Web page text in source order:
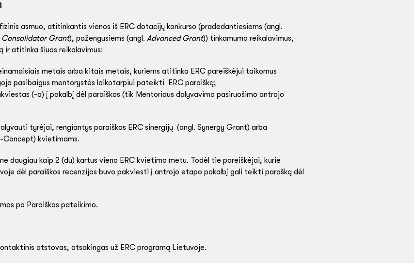
asmuo, atitinkantis vienos iš ERC dotacijų konkurso (pradedantiesiems (angl.
Consolidator Grant), pažengusiems (angl. Advanced Grant)) tinkamumo reikalavimus,
ir atitinka šiuos reikalavimus:
metais arba kitais metais, kuriems atitinka ERC pareiškėjui taikomus
pasibaigus mentorystės laikotarpiui pateikti ERC paraišką;
(-a) į pokalbį dėl paraiškos (tik Mentoriaus dalyvavimo pasiruošimo antrojo
tyrėjai, rengiantys paraiškas ERC sinergijų (angl. Synergy Grant) arba
kvietimams.
daugiau kaip 2 (du) kartus vieno ERC kvietimo metu. Todėl tie pareiškėjai, kurie
dėl paraiškos recenzijos buvo pakviesti į antrojo etapo pokalbį gali teikti parašką dėl
po Paraiškos pateikimo.
atstovas, atsakingas už ERC programą Lietuvoje.